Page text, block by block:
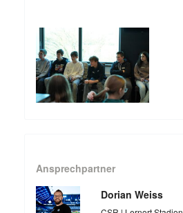
Ansprechpartner
Dorian Weiss